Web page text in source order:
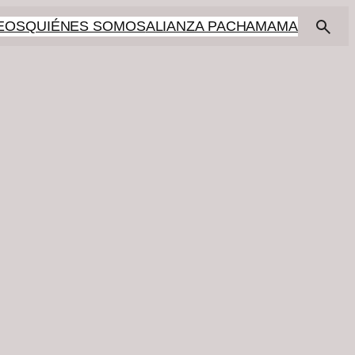
QUIÉNES SOMOSALIANZA PACHAMAMA